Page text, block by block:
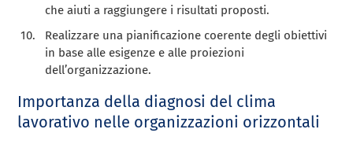
che aiuti a raggiungere i risultati proposti.
Realizzare una pianificazione coerente degli obiettivi
in base alle esigenze e alle proiezioni
dell’organizzazione.
Importanza della diagnosi del clima
lavorativo nelle organizzazioni orizzontali